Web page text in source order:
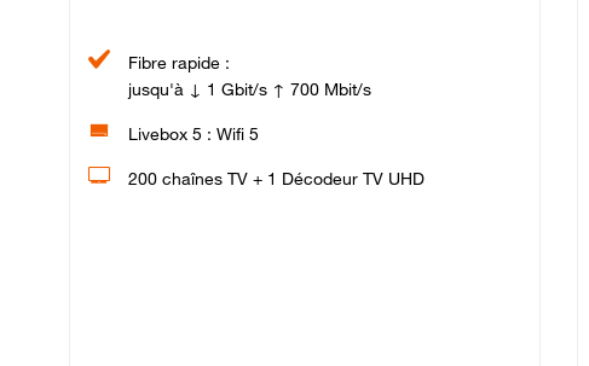
Fibre rapide :
jusqu'à ↓ 1 Gbit/s ↑ 700 Mbit/s
Livebox 5 : Wifi 5
200 chaînes TV + 1 Décodeur TV UHD